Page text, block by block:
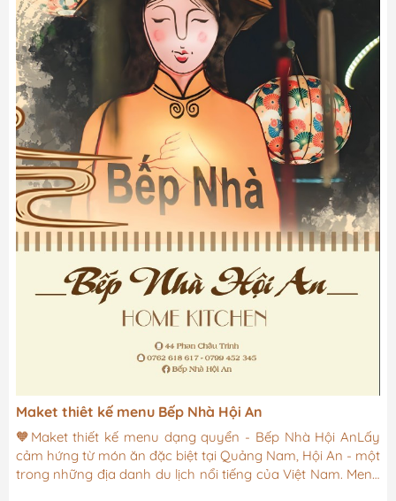
Maket thiêt kế menu Bếp Nhà Hội An
🧡Maket thiết kế menu dạng quyển - Bếp Nhà Hội AnLấy
cảm hứng từ món ăn đặc biệt tại Quảng Nam, Hội An - một
trong những địa danh du lịch nổi tiếng của Việt Nam. Menu